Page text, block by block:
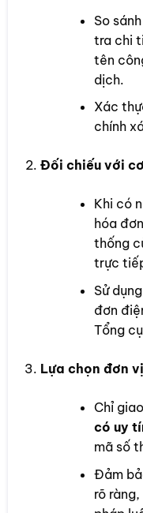
So
tra chi
tên
dịch.
Xác
chính
Đối chiếu với
Khi có
hóa
thống
trực
Sử
đơn
Tổng
Lựa chọn đơn
Chỉ
có uy
mã số
Đảm
rõ